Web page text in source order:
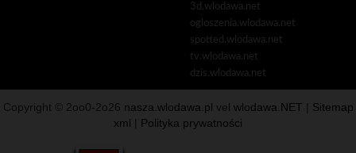
3d.wlodawa.net
ogloszenia.wlodawa.net
spotted.wlodawa.net
tv.wlodawa.net
dzis.wlodawa.net
Copyright © 2oo0-2o26 nasza.wlodawa.pl vel wlodawa.NET
Sitemap
xml
Polityka prywatności